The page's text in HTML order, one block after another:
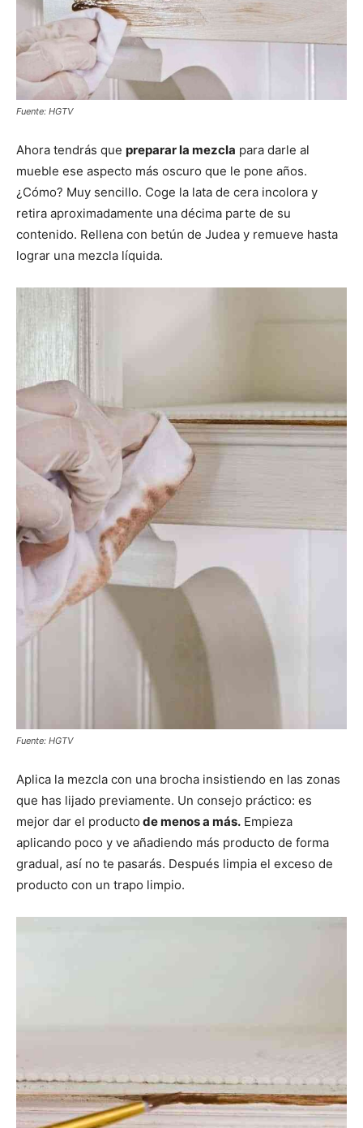
Fuente: HGTV
Ahora tendrás que preparar la mezcla para darle al
mueble ese aspecto más oscuro que le pone años.
¿Cómo? Muy sencillo. Coge la lata de cera incolora y
retira aproximadamente una décima parte de su
contenido. Rellena con betún de Judea y remueve hasta
lograr una mezcla líquida.
Fuente: HGTV
Aplica la mezcla con una brocha insistiendo en las zonas
que has lijado previamente. Un consejo práctico: es
mejor dar el producto de menos a más. Empieza
aplicando poco y ve añadiendo más producto de forma
gradual, así no te pasarás. Después limpia el exceso de
producto con un trapo limpio.